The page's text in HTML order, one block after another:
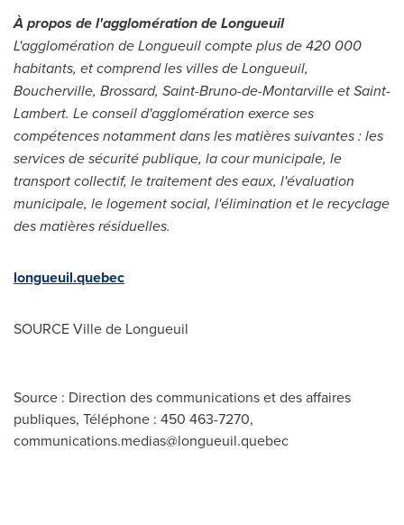
À propos de l'agglomération de Longueuil
L'agglomération de Longueuil compte plus de 420 000
habitants, et comprend les villes de Longueuil,
Boucherville, Brossard, Saint-Bruno-de-Montarville etSaint-
Lambert. Le conseil d'agglomération exerce ses
compétences notamment dans les matières suivantes : les
services de sécurité publique, la cour municipale, le
transport collectif, le traitement des eaux, l'évaluation
municipale, le logement social, l'élimination et le recyclage
des matières résiduelles.
longueuil.quebec
SOURCEVille de Longueuil
Source : Direction des communications et des affaires
publiques, Téléphone : 450 463-7270,
communications.medias@longueuil.quebec